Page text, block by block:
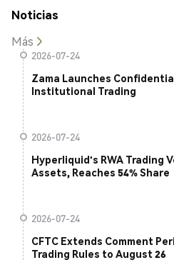
Noticias
Más
2026-07-24
Zama Launches
Institutional Trading
2026-07-24
Hyperliquid's RWA Trading
Assets, Reaches 54% Share
2026-07-24
CFTC Extends Comment
Trading Rules to August 26